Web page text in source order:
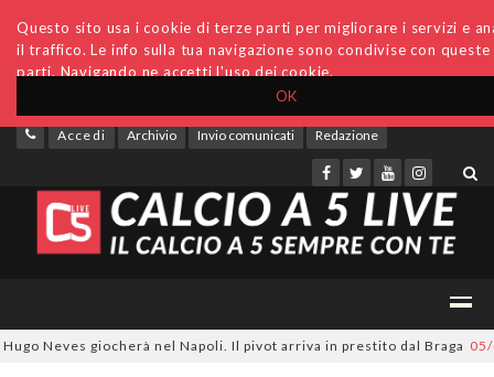
OK
Questo sito usa i cookie di terze parti per migliorare i servizi e
il traffico. Le info sulla tua navigazione sono condivise con
parti. Navigando ne accetti l'uso dei cookie.
Accedi Archivio Invio comunicati Redazione
giocherà nel Napoli. Il pivot arriva in prestito dal Braga 05/08/